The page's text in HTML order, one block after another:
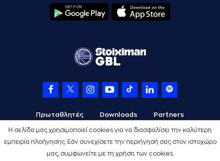
Η σελίδα μας χρησιμοποιεί cookies για να διασφαλίσει την καλύτερη
εμπειρία πλοήγησης. Εάν συνεχίσετε την περιήγησή σας στον ιστοχώρο
μας, συμφωνείτε με τη χρήση των cookies.
Πρωταθλητές Downloads Partners